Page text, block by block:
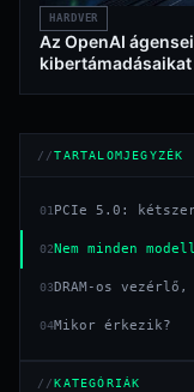
HARDVER
Az OpenAI
kibertámadásaikat
TARTALOMJEGYZÉK
01PCIe 5.0:
02Nem minden
03DRAM-os
04Mikor érkezik?
KATEGÓRIÁK